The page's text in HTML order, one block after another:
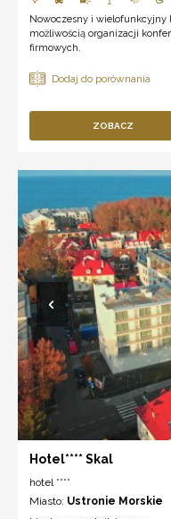
Nowoczesny i wielofunkcyjny
możliwością organizacji
firmowych.
ZOBACZ
Hotel**** Skal
hotel ****
Miasto: Ustronie Morskie